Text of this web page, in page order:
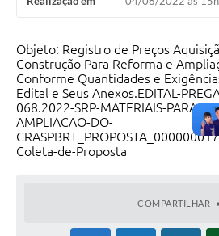
Objeto: Registro de Preços
Construção Para Reforma e
Conforme Quantidades e
Edital e Seus Anexos.EDITAL-
068.2022-SRP-MATERIAIS-PARA-
AMPLIACAO-DO-
Coleta-de-Proposta
COMPARTILHAR